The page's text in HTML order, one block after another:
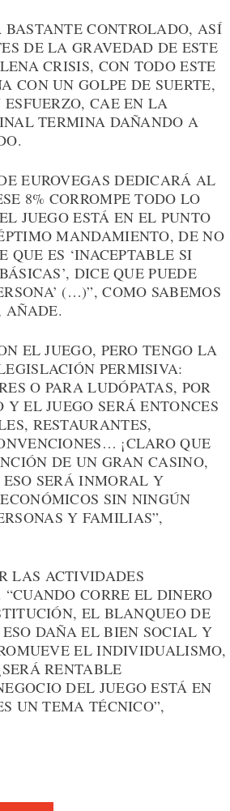
CONTROLADO, ASÍ
DE LA GRAVEDAD DE ESTE
CRISIS, CON TODO ESTE
CON UN GOLPE DE SUERTE,
CAE EN LA
TERMINA DAÑANDO A
EUROVEGAS DEDICARÁ AL
8% CORROMPE TODO LO
JUEGO ESTÁ EN EL PUNTO
MANDAMIENTO, DE NO
QUE ES ‘INACEPTABLE SI
DICE QUE PUEDE
(…)”, COMO SABEMOS
AÑADE.
EL JUEGO, PERO TENGO LA
PERMISIVA:
O PARA LUDÓPATAS, POR
EL JUEGO SERÁ ENTONCES
RESTAURANTES,
¡CLARO QUE
DE UN GRAN CASINO,
SERÁ INMORAL Y
SIN NINGÚN
Y FAMILIAS”,
LAS ACTIVIDADES
CORRE EL DINERO
EL BLANQUEO DE
DAÑA EL BIEN SOCIAL Y
EL INDIVIDUALISMO,
RENTABLE
DEL JUEGO ESTÁ EN
UN TEMA TÉCNICO”,